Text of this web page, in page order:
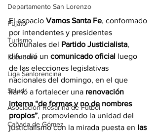
Departamento San Lorenzo
Pujato
Turismo
Economía
Liga Sanlorencina
Salud
Asociación Rosarina de Fútbol
Cañada de Gómez
El espacio Vamos Santa Fe, conformado
por intendentes y presidentes
comunales del Partido Justicialista,
difundió un comunicado oficial luego
de las elecciones legislativas
nacionales del domingo, en el que
llamó a fortalecer una renovación
interna “de formas y no de nombres
propios”, promoviendo la unidad del
justicialismo con la mirada puesta en las